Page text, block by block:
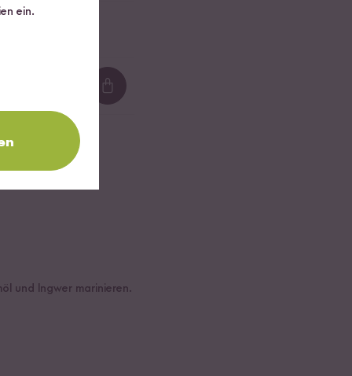
Loading...
und Ingwer marinieren.
ein.